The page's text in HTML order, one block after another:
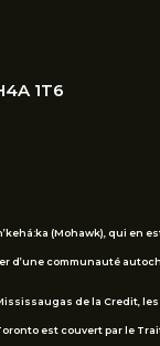
1T6
(Mohawk), qui en
d’une communauté
de la Credit,
est couvert par le